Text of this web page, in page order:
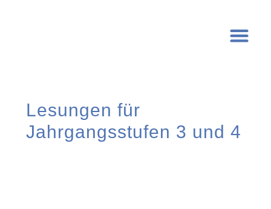
Lesungen für
Jahrgangsstufen 3 und 4